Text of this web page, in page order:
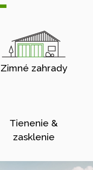
Zimné zahrady
Tienenie &
zasklenie